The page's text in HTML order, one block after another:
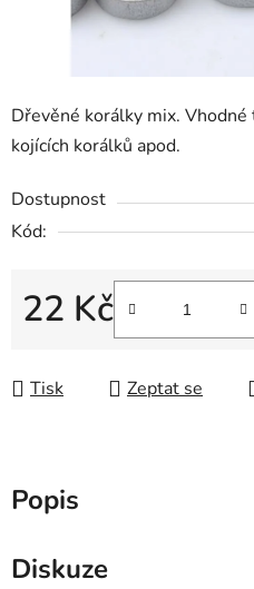
Dřevěné korálky mix.
kojících korálků apod.
Dostupnost
Kód:
22 Kč
Měrná cena:
Tisk Zeptat se
Popis
Diskuze